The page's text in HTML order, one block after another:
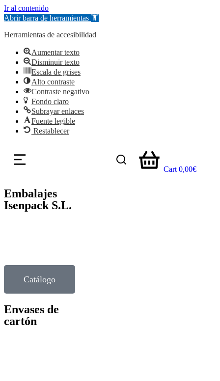
Ir al contenido
Abrir barra de herramientas
Herramientas de accesibilidad
Aumentar texto
Disminuir texto
Escala de grises
Alto contraste
Contraste negativo
Fondo claro
Subrayar enlaces
Fuente legible
Restablecer
Cart 0,00€
Embalajes
Isenpack S.L.
Catálogo
Envases de
cartón